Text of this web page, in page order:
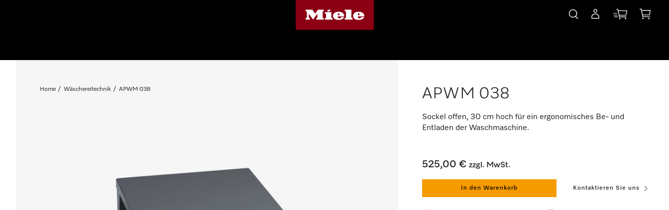
Home Wäschereitechnik APWM 038 APWM 038
Sockel offen, 30 cm hoch für ein ergonomisches Be- und
Entladen der Waschmaschine.
525,00 € zzgl. MwSt.
In den Warenkorb Kontaktieren Sie uns